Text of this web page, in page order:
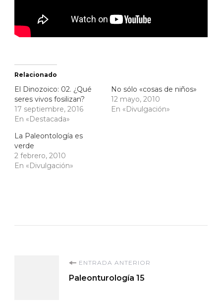
Relacionado
El Dinozoico: 02. ¿Qué
seres vivos fosilizan?
17 septiembre, 2016
En «Destacada»
No sólo «cosas de niños»
12 mayo, 2010
En «Divulgación»
La Paleontología es
verde
2 febrero, 2010
En «Divulgación»
Navegación
ENTRADA ANTERIOR
Paleonturología 15